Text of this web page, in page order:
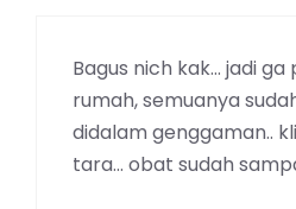
Bagus nich kak… jadi
rumah, semuanya
didalam genggaman..
tara… obat sudah